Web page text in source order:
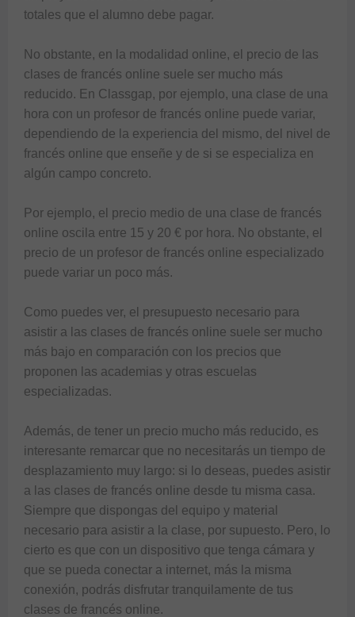
totales que el alumno debe pagar.
No obstante, en la modalidad online, el precio de las
clases de francés online suele ser mucho más
reducido. En Classgap, por ejemplo, una clase de una
hora con un profesor de francés online puede variar,
dependiendo de la experiencia del mismo, del nivel de
francés online que enseñe y de si se especializa en
algún campo concreto.
Por ejemplo, el precio medio de una clase de francés
online oscila entre 15 y 20 € por hora. No obstante, el
precio de un profesor de francés online especializado
puede variar un poco más.
Como puedes ver, el presupuesto necesario para
asistir a las clases de francés online suele ser mucho
más bajo en comparación con los precios que
proponen las academias y otras escuelas
especializadas.
Además, de tener un precio mucho más reducido, es
interesante remarcar que no necesitarás un tiempo de
desplazamiento muy largo: si lo deseas, puedes asistir
a las clases de francés online desde tu misma casa.
Siempre que dispongas del equipo y material
necesario para asistir a la clase, por supuesto. Pero, lo
cierto es que con un dispositivo que tenga cámara y
que se pueda conectar a internet, más la misma
conexión, podrás disfrutar tranquilamente de tus
clases de francés online.